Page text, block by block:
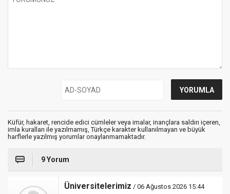
Küfür, hakaret, rencide edici cümleler veya imalar, inançlara saldırı içeren,
imla kuralları ile yazılmamış, Türkçe karakter kullanılmayan ve büyük
harflerle yazılmış yorumlar onaylanmamaktadır.
9 Yorum
Üniversitelerimiz / 06 Ağustos 2026 15:44